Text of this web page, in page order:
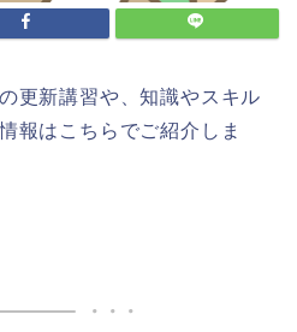
更新講習や、知識やスキル
報はこちらでご紹介しま